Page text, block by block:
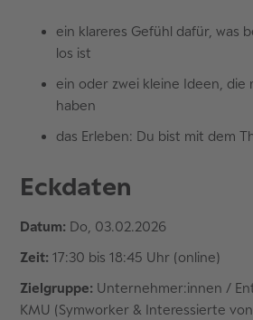
ein klareres Gefühl dafür, was
los ist
ein oder zwei kleine Ideen, die
haben
das Erleben: Du bist mit dem
Eckdaten
Datum: Do, 03.02.2026
Zeit: 17:30 bis 18:45 Uhr (online)
Zielgruppe: Unternehmer:innen /
KMU (Symworker & Interessierte